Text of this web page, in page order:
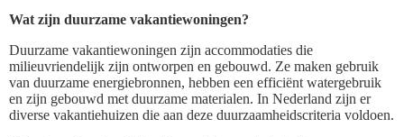
Wat zijn duurzame vakantiewoningen?
Duurzame vakantiewoningen zijn accommodaties die
milieuvriendelijk zijn ontworpen en gebouwd. Ze maken gebruik
van duurzame energiebronnen, hebben een efficiënt watergebruik
en zijn gebouwd met duurzame materialen. In Nederland zijn er
diverse vakantiehuizen die aan deze duurzaamheidscriteria voldoen.